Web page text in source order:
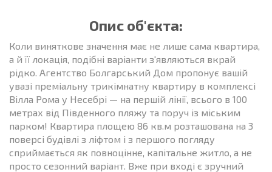
Опис об'єкта:
Коли виняткове значення має не лише сама квартира,
а й її локація, подібні варіанти з'являються вкрай
рідко. Агентство Болгарський Дом пропонує вашій
увазі преміальну трикімнатну квартиру в комплексі
Вілла Рома у Несебрі — на першій лінії, всього в 100
метрах від Південного пляжу та поруч із міським
парком! Квартира площею 86 кв.м розташована на 3
поверсі будівлі з ліфтом і з першого погляду
сприймається як повноцінне, капітальне житло, а не
просто сезонний варіант. Вже при вході є зручний